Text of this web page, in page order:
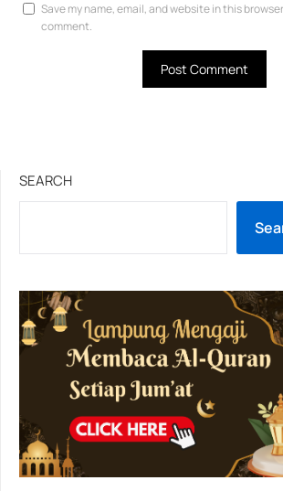
Save my name, email, and website in this
comment.
SEARCH